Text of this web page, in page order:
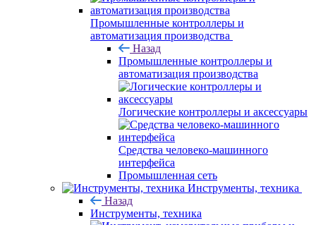
Промышленные контроллеры и
автоматизация производства
Назад
Промышленные контроллеры и
автоматизация производства
Логические контроллеры и аксессуары
Средства человеко-машинного
интерфейса
Промышленная сеть
Инструменты, техника
Назад
Инструменты, техника